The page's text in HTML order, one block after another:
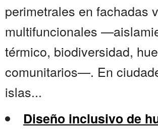
perimetrales en fachadas
multifuncionales
térmico, biodiversidad,
comunitarios—. En
islas...
Diseño inclusivo de